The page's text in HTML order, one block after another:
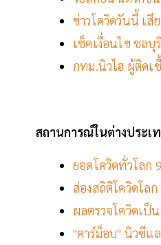
ข่าวโควิดวันนี้ เสี
เช็คเงื่อนไข ชล
กทม.นิวไฮ ผู้ติดเ
สถานการณ์ในต่างประเ
ยอดโควิดทั่วโลก
ส่องสถิติโควิดโล
ผลตรวจโควิดเป็
"คาร์ม็อบ" นิวซีแ